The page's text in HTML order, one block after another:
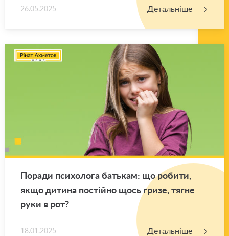
26.05.2025 Детальніше
По­ра­ди пси­хо­ло­га ба­тькам: що ро­би­ти,
якщо ди­ти­на по­стій­но щось гризе, тягне
руки в рот?
18.01.2025 Детальніше